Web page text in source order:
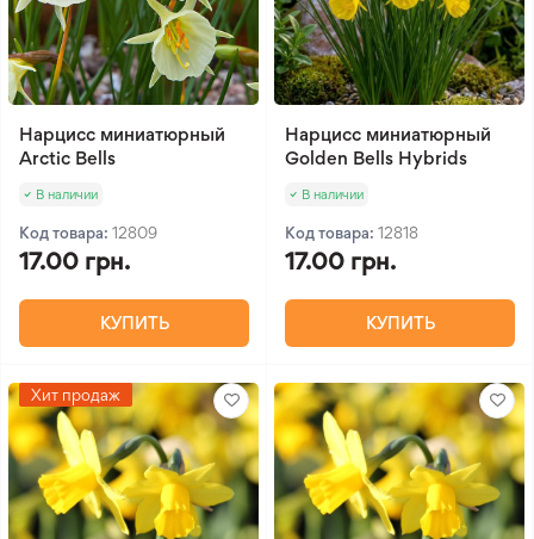
Нарцисс миниатюрный
Arctic Bells
В наличии
Код товара: 12809
17.00 грн.
КУПИТЬ
Нарцисс миниатюрный
Golden Bells Hybrids
В наличии
Код товара: 12818
17.00 грн.
КУПИТЬ
Хит продаж